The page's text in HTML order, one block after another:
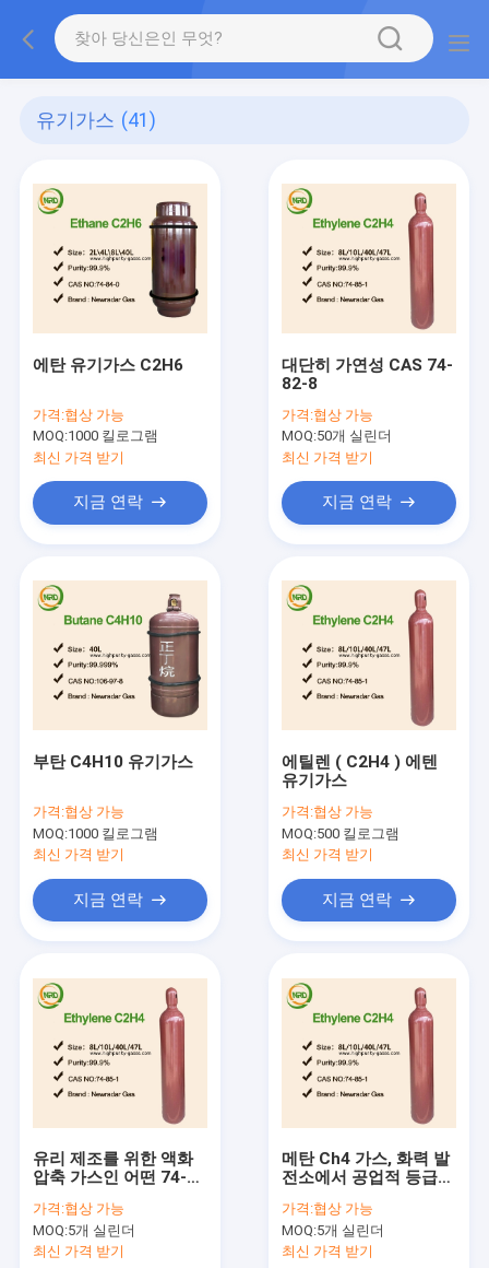
유기가스 (41)
에탄 유기가스 C2H6
가격:협상 가능
MOQ:1000 킬로그램
최신 가격 받기
지금 연락
대단히 가연성 CAS 74-
82-8
가격:협상 가능
MOQ:50개 실린더
최신 가격 받기
지금 연락
부탄 C4H10 유기가스
가격:협상 가능
MOQ:1000 킬로그램
최신 가격 받기
지금 연락
에틸렌 ( C2H4 ) 에텐
유기가스
가격:협상 가능
MOQ:500 킬로그램
최신 가격 받기
지금 연락
유리 제조를 위한 액화
압축 가스인 어떤 74-
Cas
가격:협상 가능
MOQ:5개 실린더
최신 가격 받기
메탄 Ch4 가스, 화력 발
전소에서 공업적 등급
가격:협상 가능
MOQ:5개 실린더
최신 가격 받기